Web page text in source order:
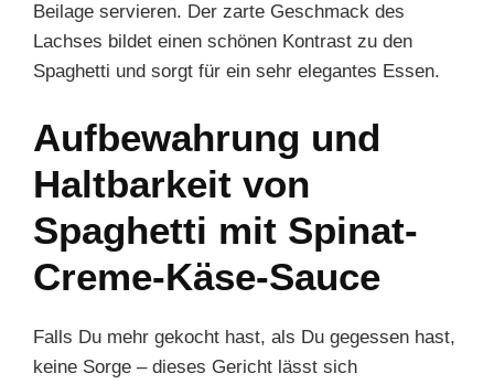
Beilage servieren. Der zarte Geschmack des
Lachses bildet einen schönen Kontrast zu den
Spaghetti und sorgt für ein sehr elegantes Essen.
Aufbewahrung und
Haltbarkeit von
Spaghetti mit Spinat-
Creme-Käse-Sauce
Falls Du mehr gekocht hast, als Du gegessen hast,
keine Sorge – dieses Gericht lässt sich